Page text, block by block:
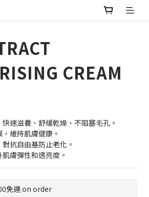
CREAM
速滋養、舒緩乾燥、不阻塞毛孔。
維持肌膚健康。
抗自由基防止老化。
膚彈性和透亮度。
免運 on order